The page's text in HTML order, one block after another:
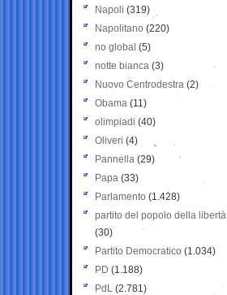
Napoli (319)
Napolitano (220)
no global (5)
notte bianca (3)
Nuovo Centrodestra (2)
Obama (11)
olimpiadi (40)
Oliveri (4)
Pannella (29)
Papa (33)
Parlamento (1.428)
partito del popolo della libertà
(30)
Partito Democratico (1.034)
PD (1.188)
PdL (2.781)